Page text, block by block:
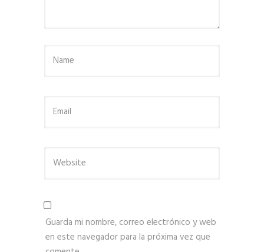
Guarda mi nombre, correo electrónico y web
en este navegador para la próxima vez que